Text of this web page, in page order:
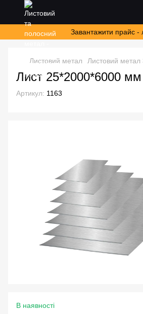
Завантажити прайс -
Листовий метал Листовий метал
Лист 25*2000*6000
Артикул: 1163
В наявності